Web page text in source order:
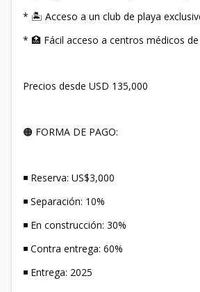
* 🏝 Acceso a un club de playa
* 🏥 Fácil acceso a centros médicos
Precios desde USD 135,000
🟠 FORMA DE PAGO:
◾ Reserva: US$3,000
◾ Separación: 10%
◾ En construcción: 30%
◾ Contra entrega: 60%
◾ Entrega: 2025